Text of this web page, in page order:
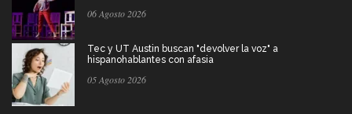
06 Agosto 2026
Tec y UT Austin buscan "devolver la voz" a
hispanohablantes con afasia
05 Agosto 2026